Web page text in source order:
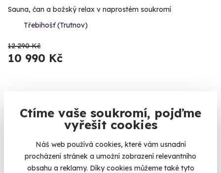
Ctíme vaše soukromí, pojďme
vyřešit cookies
Náš web používá cookies, které vám usnadní
procházení stránek a umožní zobrazení relevantního
obsahu a reklamy. Díky cookies můžeme také tyto
Sauna, čan a božský relax v naprostém soukromí
Třebihošť (Trutnov)
12 290 Kč
10 990 Kč
Volný termín už 11. 08. 2026